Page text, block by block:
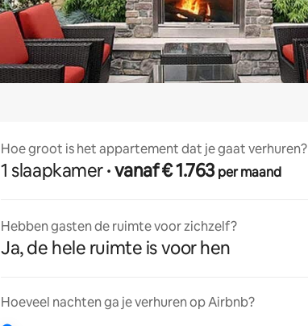
Hoe groot is het appartement dat je gaat verhuren?
1 slaapkamer · vanaf € 1.763per maand
Hebben gasten de ruimte voor zichzelf?
Ja, de hele ruimte is voor hen
Hoeveel nachten ga je verhuren op Airbnb?